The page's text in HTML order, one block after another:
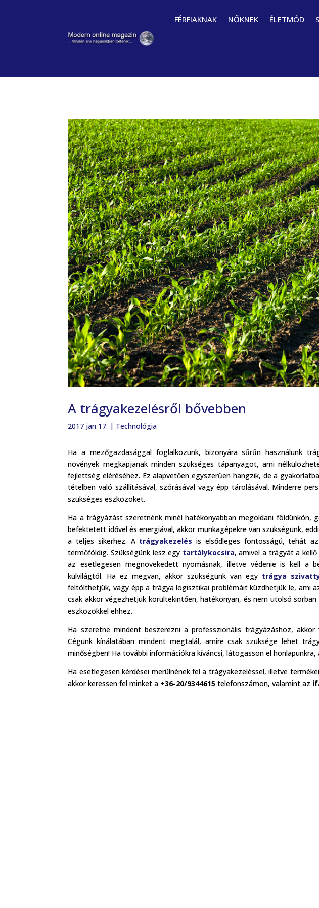
FÉRFIAKNAK NŐKNEK ÉLETMÓD
A trágyakezelésről bővebben
2017 jan 17. | Technológia
Ha a mezőgazdasággal foglalkozunk, bizonyára sűrűn használunk
növények megkapjanak minden szükséges tápanyagot, ami
fejlettség eléréséhez. Ez alapvetően egyszerűen hangzik, de a
tételben való szállításával, szórásával vagy épp tárolásával. Minderre
szükséges eszközöket.
Ha a trágyázást szeretnénk minél hatékonyabban megoldani földünkön,
befektetett idővel és energiával, akkor munkagépekre van szükségünk,
a teljes sikerhez. A trágyakezelés is elsődleges fontosságú, tehát
termőföldig. Szükségünk lesz egy tartálykocsira, amivel a trágyát a
az esetlegesen megnövekedett nyomásnak, illetve védenie is kell
külvilágtól. Ha ez megvan, akkor szükségünk van egy trágya
feltölthetjük, vagy épp a trágya logisztikai problémáit küzdhetjük le, ami
csak akkor végezhetjük körültekintően, hatékonyan, és nem utolsó
eszközökkel ehhez.
Ha szeretne mindent beszerezni a professzionális trágyázáshoz, akkor
Cégünk kínálatában mindent megtalál, amire csak szüksége lehet
minőségben! Ha további információkra kíváncsi, látogasson el
Ha esetlegesen kérdései merülnének fel a trágyakezeléssel, illetve
akkor keressen fel minket a +36-20/9344615 telefonszámon, valamint az